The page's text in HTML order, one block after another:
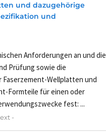
und dazugehörige
und
Anforderungen an und die
Prüfung sowie die
Wellplatten und
Formteile für einen oder
fest: ...
-